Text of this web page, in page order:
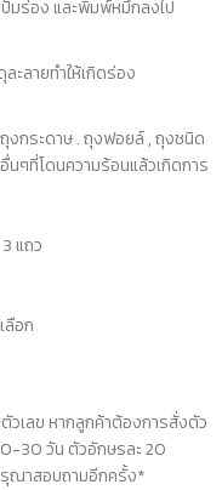
มร่อง และพิมพ์หมึกลงไป
ะลายทำให้เกิดร่อง
กระดาษ . ถุงฟอยล์ , ถุงชนิด
ๆที่โดนความร้อนแล้วเกิดการ
แถว
ลือก
วเลข หากลูกค้าต้องการสั่งตัว
30 วัน ตัวอักษรละ 20
ณาสอบถามอีกครั้ง*